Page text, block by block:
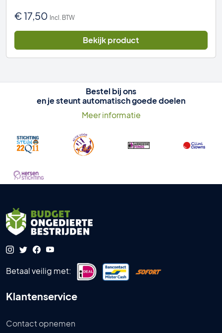
€17,50 Incl. BTW
Bekijk product
Bestel bij ons
en je steunt automatisch goede doelen
Meer informatie
Betaal veilig met:
Klantenservice
Contact opnemen